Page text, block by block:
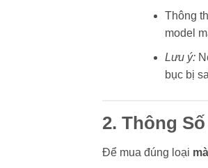
Thông
model
Lưu ý:
bục bị
2. Thông
Để mua đúng loại